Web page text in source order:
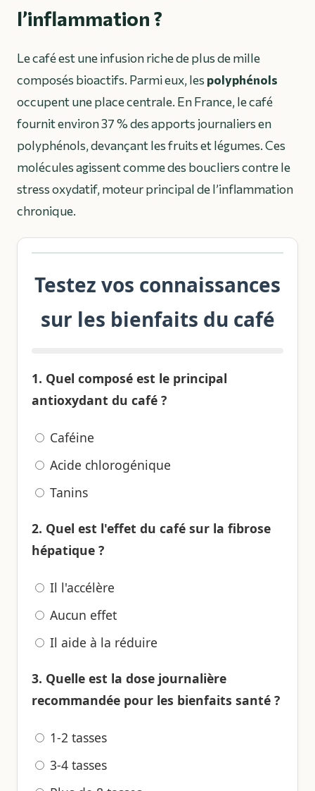
l’inflammation ?
Le café est une infusion riche de plus de mille
composés bioactifs. Parmi eux, lespolyphénols
occupent une place centrale. En France, le café
fournit environ 37 % des apports journaliers en
polyphénols, devançant les fruits et légumes. Ces
molécules agissent comme des boucliers contre le
stress oxydatif, moteur principal de l’inflammation
chronique.
Testez vos connaissances
sur les bienfaits du café
1. Quel composé est le principal
antioxydant du café ?
Caféine
Acide chlorogénique
Tanins
2. Quel est l'effet du café sur la fibrose
hépatique ?
Il l'accélère
Aucun effet
Il aide à la réduire
3. Quelle est la dose journalière
recommandée pour les bienfaits santé ?
1-2 tasses
3-4 tasses